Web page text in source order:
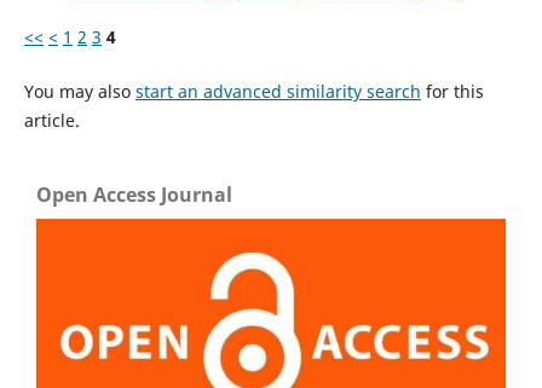
<< < 1 2 3 4
You may also start an advanced similarity search for this
article.
Open Access Journal